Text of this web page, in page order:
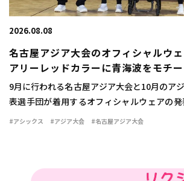
2026.08.08
名古屋アジア大会のオフィシャルウ
アリーレッドカラーに青海波をモチ
9月に行われる名古屋アジア大会と10月のア
表選手団が着用するオフィシャルウェアの
で行われた。 ウェアは情熱を燃え立つよう
#アシックス #アジア大会 #名古屋アジア大会